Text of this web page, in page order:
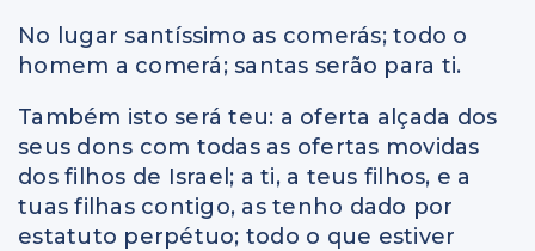
No lugar santíssimo as comerás; todo o
homem a comerá; santas serão para ti.
Também isto será teu: a oferta alçada dos
seus dons com todas as ofertas movidas
dos filhos de Israel; a ti, a teus filhos, e a
tuas filhas contigo, as tenho dado por
estatuto perpétuo; todo o que estiver